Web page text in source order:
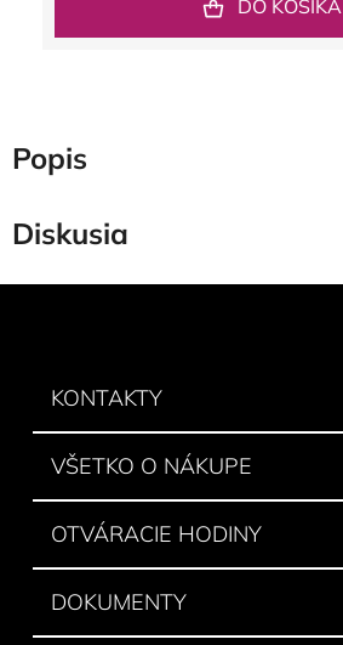
DO KOŠÍKA
Popis
Diskusia
KONTAKTY
VŠETKO O NÁKUPE
OTVÁRACIE HODINY
DOKUMENTY